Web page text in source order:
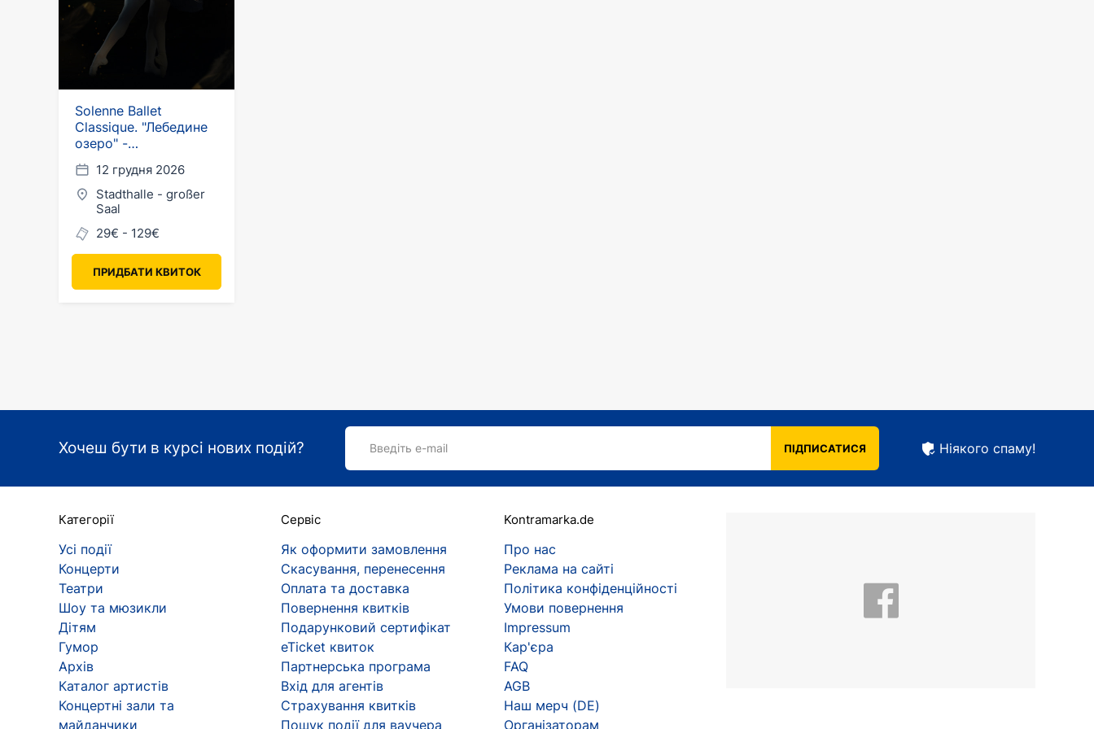
Solenne Ballet
Classique. "Лебедине
озеро" -
Європейський тур
202612 грудня 2026
Stadthalle - großer
Saal
29€ - 129€
ПРИДБАТИ КВИТОК
Хочеш бути в курсі нових подій? Введіть e-mail ПІДПИСАТИСЯ Ніякого спаму!
Категорії
Усі події
Концерти
Театри
Шоу та мюзикли
Дітям
Гумор
Архів
Каталог артистів
Концертні зали та
майданчики
Сервіс
Як оформити замовлення
Скасування, перенесення
Оплата та доставка
Повернення квитків
Подарунковий сертифікат
eTicket квиток
Партнерська програма
Вхід для агентів
Страхування квитків
Пошук події для ваучера
Kontramarka.de
Про нас
Реклама на сайті
Політика конфіденційності
Умови повернення
Impressum
Кар'єра
FAQ
AGB
Наш мерч (DE)
Організаторам